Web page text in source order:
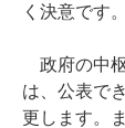
く決意です。
政府の中
は、公表で
更します。